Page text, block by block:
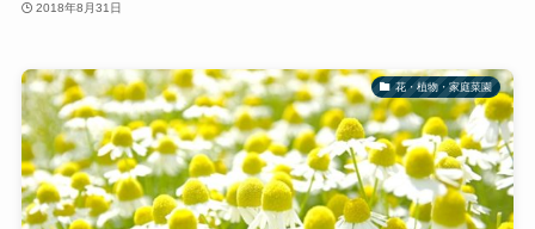
2018年8月31日
花・植物・家庭菜園